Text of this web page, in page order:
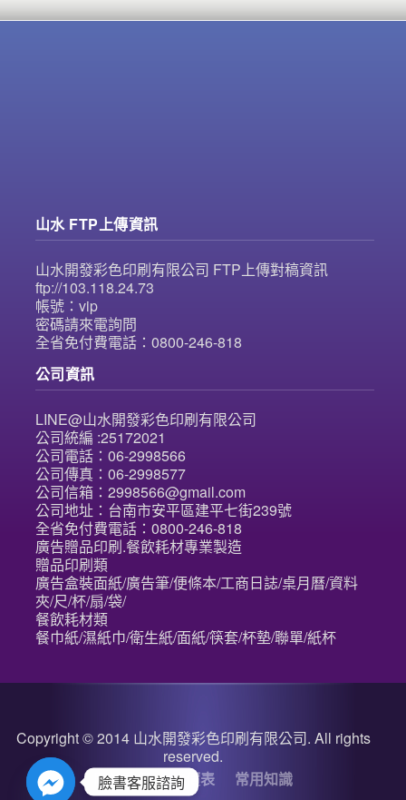
山水 FTP上傳資訊
山水開發彩色印刷有限公司 FTP上傳對稿資訊
ftp://103.118.24.73
帳號：vip
密碼請來電詢問
全省免付費電話：0800-246-818
公司資訊
LINE@山水開發彩色印刷有限公司
公司統編 :25172021
公司電話：06-2998566
公司傳真：06-2998577
公司信箱：2998566@gmail.com
公司地址：台南市安平區建平七街239號
全省免付費電話：0800-246-818
廣告贈品印刷.餐飲耗材專業製造
贈品印刷類
廣告盒裝面紙/廣告筆/便條本/工商日誌/桌月曆/資料
夾/尺/杯/扇/袋/
餐飲耗材類
餐巾紙/濕紙巾/衛生紙/面紙/筷套/杯墊/聯單/紙杯
Copyright © 2014 山水開發彩色印刷有限公司. All rights
reserved.
關於我們
詢價表 常用知識
臉書客服諮詢